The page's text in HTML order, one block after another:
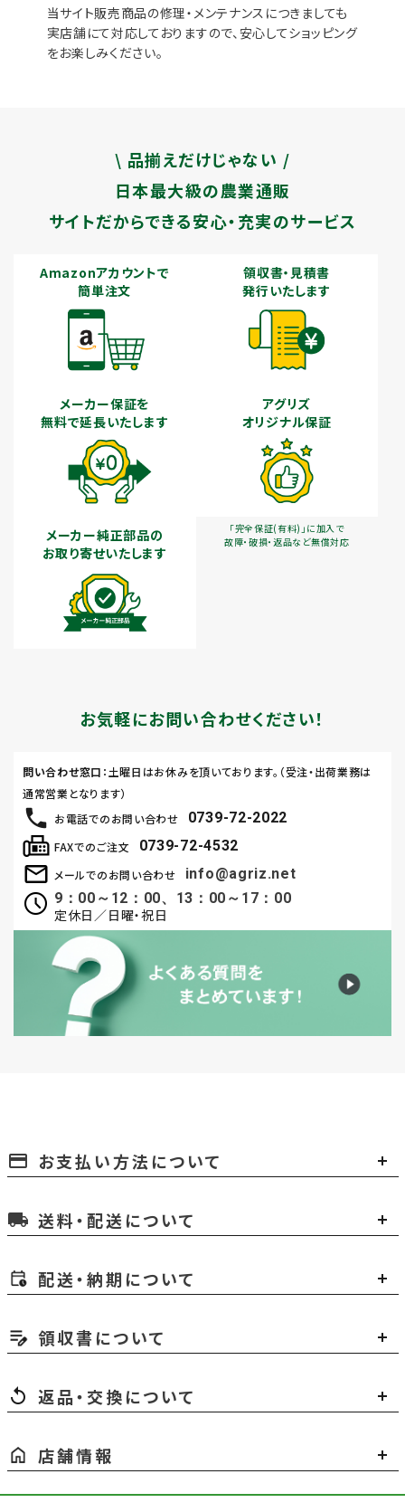
当サイト販売商品の修理・メンテナンスにつきましても
実店舗にて対応しておりますので、安心してショッピング
をお楽しみください。
\ 品揃えだけじゃない /
日本最大級の農業通販
サイトだからできる安心・充実のサービス
Amazonアカウントで
簡単注文
領収書・見積書
発行いたします
メーカー保証を
無料で延長いたします
アグリズ
オリジナル保証
「完全保証(有料)」に加入で
故障・破損・返品など無償対応
メーカー純正部品の
お取り寄せいたします
お気軽にお問い合わせください！
お電話でのお問い合わせ 0739-72-2022
メールでのお問い合わせ
info@agriz.net
9：00～12：00、13：00～17：00
定休日／日曜・祝日
FAXでのご注文 0739-72-4532
問い合わせ窓口 ：土曜日はお休みを頂いております。（受注・出荷業務は
通常営業となります）
payment お支払い方法について
local_shipping 送料・配送について
配送・納期について
領収書について
返品・交換について
店舗情報